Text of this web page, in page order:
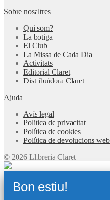
Sobre nosaltres
Qui som?
La botiga
El Club
La Missa de Cada Dia
Activitats
Editorial Claret
Distribuïdora Claret
Ajuda
Avís legal
Política de privacitat
Política de cookies
Política de devolucions web
© 2026 Llibreria Claret
Bon estiu!